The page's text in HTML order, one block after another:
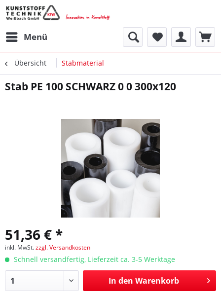
Menü
Übersicht Stabmaterial
Stab PE 100 SCHWARZ 0 0 300x120
51,36 € *
inkl. MwSt.zzgl. Versandkosten
Schnell versandfertig, Lieferzeit ca. 3-5 Werktage
In den Warenkorb